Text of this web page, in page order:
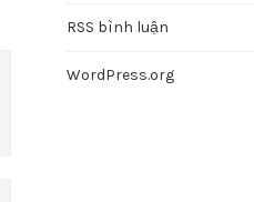
RSS bình luận
WordPress.org